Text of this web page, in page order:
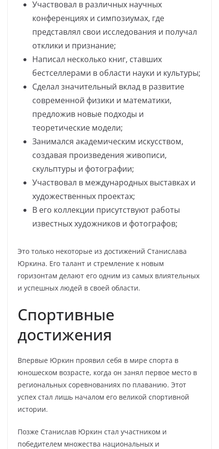
Участвовал в различных научных
конференциях и симпозиумах, где
представлял свои исследования и получал
отклики и признание;
Написал несколько книг, ставших
бестселлерами в области науки и культуры;
Сделал значительный вклад в развитие
современной физики и математики,
предложив новые подходы и
теоретические модели;
Занимался академическим искусством,
создавая произведения живописи,
скульптуры и фотографии;
Участвовал в международных выставках и
художественных проектах;
В его коллекции присутствуют работы
известных художников и фотографов;
Это только некоторые из достижений Станислава
Юркина. Его талант и стремление к новым
горизонтам делают его одним из самых влиятельных
и успешных людей в своей области.
Спортивные
достижения
Впервые Юркин проявил себя в мире спорта в
юношеском возрасте, когда он занял первое место в
региональных соревнованиях по плаванию. Этот
успех стал лишь началом его великой спортивной
истории.
Позже Станислав Юркин стал участником и
победителем множества национальных и